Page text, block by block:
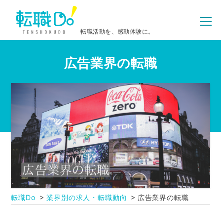
転職活動を、感動体験に。
広告業界の転職
転職Do 業界別の求人・転職動向
広告業界の転職